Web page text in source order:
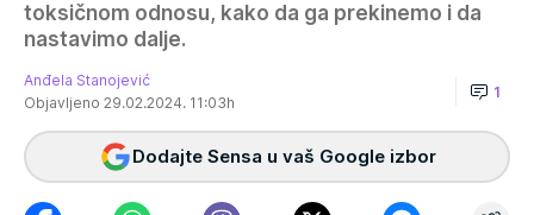
toksičnom odnosu, kako da ga prekinemo i da
nastavimo dalje.
Anđela Stanojević
Objavljeno 29.02.2024. 11:03h
1
Dodajte Sensa u vaš Google izbor